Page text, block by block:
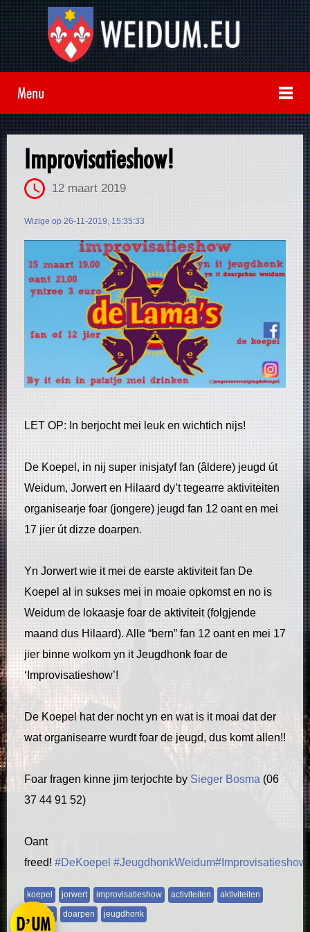
D’UM
Menu
Improvisatieshow!
12 maart 2019
Wizige op 26-11-2019, 15:35:33
LET OP: In berjocht mei leuk en wichtich nijs!
De Koepel, in nij super inisjatyf fan (âldere) jeugd út
Weidum, Jorwert en Hilaard dy’t tegearre aktiviteiten
organisearje foar (jongere) jeugd fan 12 oant en mei
17 jier út dizze doarpen.
Yn Jorwert wie it mei de earste aktiviteit fan De
Koepel al in sukses mei in moaie opkomst en no is
Weidum de lokaasje foar de aktiviteit (folgjende
maand dus Hilaard). Alle “bern” fan 12 oant en mei 17
jier binne wolkom yn it Jeugdhonk foar de
‘Improvisatieshow’!
De Koepel hat der nocht yn en wat is it moai dat der
wat organisearre wurdt foar de jeugd, dus komt allen!!
Foar fragen kinne jim terjochte by Sieger Bosma (06
37 44 91 52)
Oant
freed! #DeKoepel #JeugdhonkWeidum#Improvisatieshow
koepel jorwert improvisatieshow activiteiten
aktiviteiten
dorpen
doarpen jeugdhonk